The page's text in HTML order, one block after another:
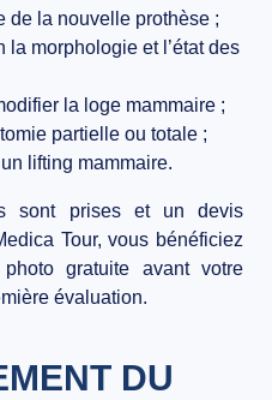
de la nouvelle prothèse ;
la morphologie et l’état des
la loge mammaire ;
partielle ou totale ;
un lifting mammaire.
sont prises et un devis
Tour, vous bénéficiez
gratuite avant votre
évaluation.
DU